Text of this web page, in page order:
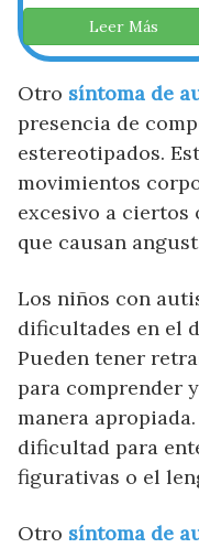
Leer Más
Otro síntoma de
presencia de
estereotipados.
movimientos
excesivo a
que causan
Los niños con
dificultades en el
Pueden tener
para comprender
manera
dificultad para
figurativas o el
Otro síntoma de